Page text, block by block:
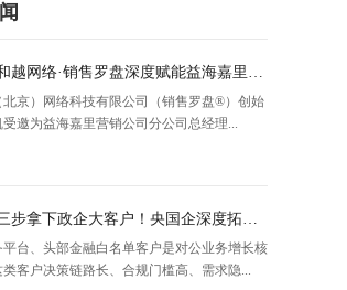
越网络·销售罗盘深度赋能益海嘉里：
发经营地图"破解KA增长命题
京）网络科技有限公司（销售罗盘®）创始
受邀为益海嘉里营销公司分公司总经理...
步拿下政企大客户！央国企深度拓客
队破局增长
台、头部金融白名单客户是对公业务增长核
客户决策链路长、合规门槛高、需求隐...